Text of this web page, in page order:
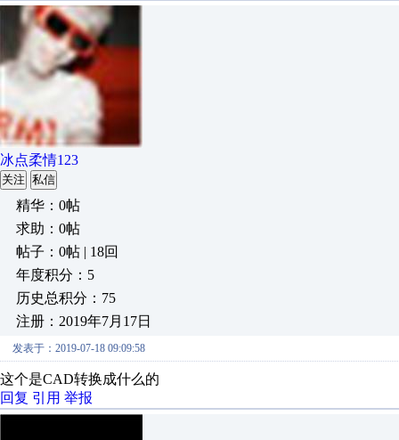
冰点柔情123
关注 私信
精华：0帖
求助：0帖
帖子：0帖 | 18回
年度积分：5
历史总积分：75
注册：2019年7月17日
发表于：2019-07-18 09:09:58
这个是CAD转换成什么的
回复 引用 举报